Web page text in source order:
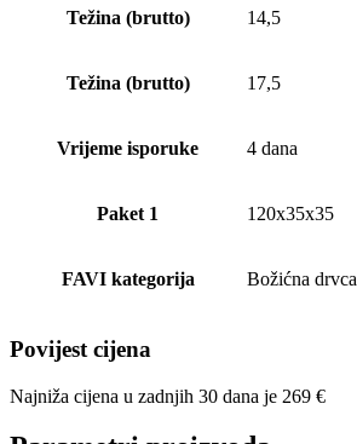
Težina (brutto) 14,5
Težina (brutto) 17,5
Vrijeme isporuke 4 dana
Paket 1 120x35x35
FAVI kategorija Božićna drvca
Povijest cijena
Najniža cijena u zadnjih 30 dana je 269 €